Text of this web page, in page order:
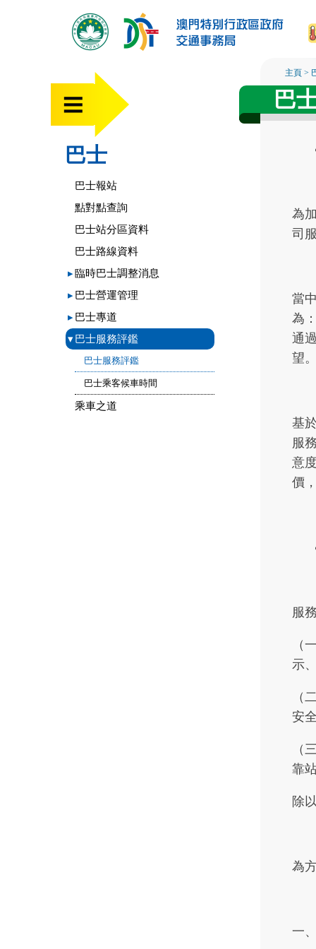
巴士
巴士報站
點對點查詢
巴士站分區資料
巴士路線資料
▸臨時巴士調整消息
▸ 巴士營運管理
▸ 巴士專道
▾ 巴士服務評鑑
巴士服務評鑑
巴士乘客候車時間
乘車之道
主頁 >
巴
為
司
當
為
通
望
基
服
意
價
服
（
示
（
安
（
靠
除
為
一